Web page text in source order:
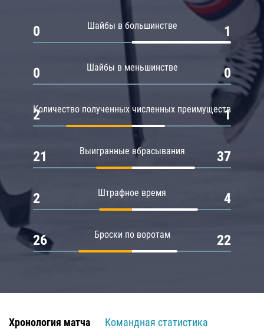
Шайбы в большинстве
0 1
Шайбы в меньшинстве
0 0
Количество полученных численных преимуществ
2 1
Выигранные вбрасывания
21 37
Штрафное время
2 4
Броски по воротам
26 22
Хронология матча
Командная статистика